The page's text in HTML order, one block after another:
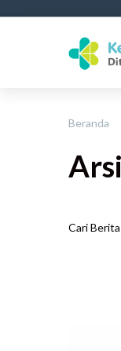
Beranda
Cari Berita